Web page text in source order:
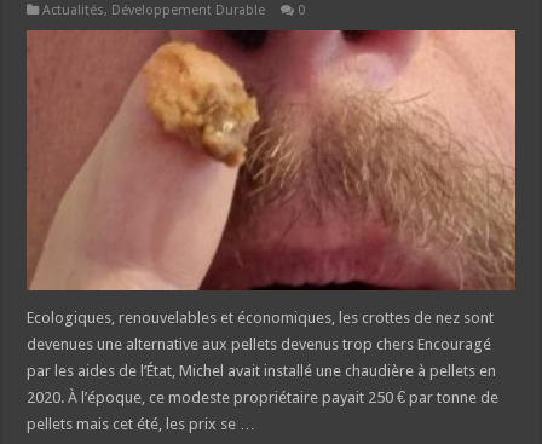
Actualités, Développement Durable 0
Ecologiques, renouvelables et économiques, les crottes de nez sont
devenues une alternative aux pellets devenus trop chers Encouragé
par les aides de l’État, Michel avait installé une chaudière à pellets en
2020. À l’époque, ce modeste propriétaire payait 250 € par tonne de
pellets mais cet été, les prix se …